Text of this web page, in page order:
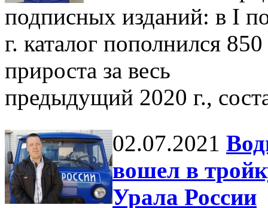
подписных изданий: в I
г. каталог пополнился
прироста за весь
предыдущий 2020 г.,
02.07.2021
вошел в
Урала России